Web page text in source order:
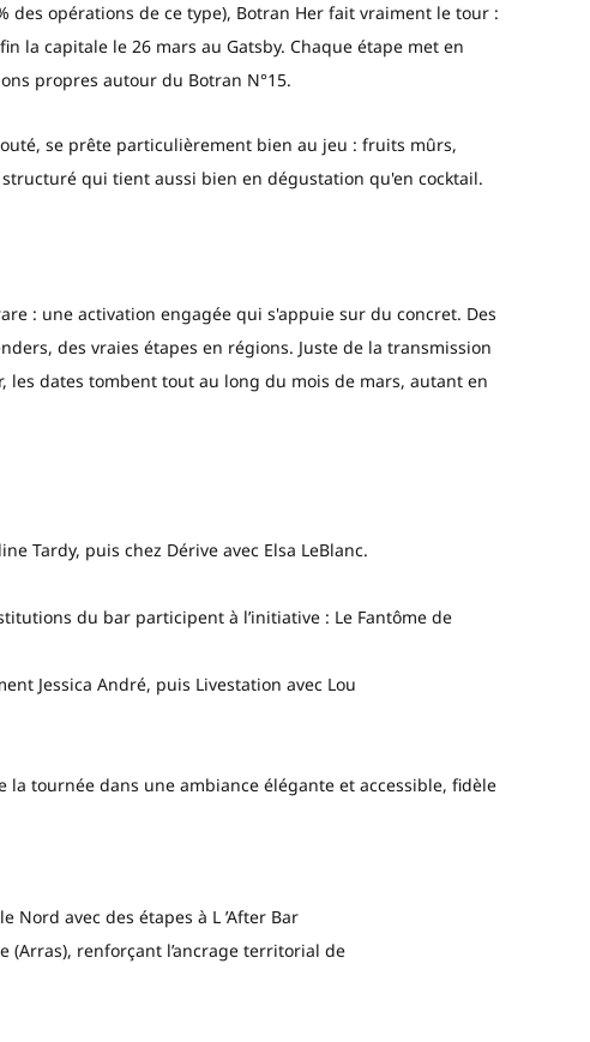
des opérations de ce type), Botran Her fait vraiment le tour :
la capitale le 26 mars au Gatsby. Chaque étape met en
propres autour du Botran N°15.
se prête particulièrement bien au jeu : fruits mûrs,
qui tient aussi bien en dégustation qu'en cocktail.
: une activation engagée qui s'appuie sur du concret. Des
des vraies étapes en régions. Juste de la transmission
les dates tombent tout au long du mois de mars, autant en
Tardy, puis chez Dérive avec Elsa LeBlanc.
du bar participent à l’initiative : Le Fantôme de
Jessica André, puis Livestation avec Lou
la tournée dans une ambiance élégante et accessible, fidèle
Nord avec des étapes à L ’After Bar
(Arras), renforçant l’ancrage territorial de